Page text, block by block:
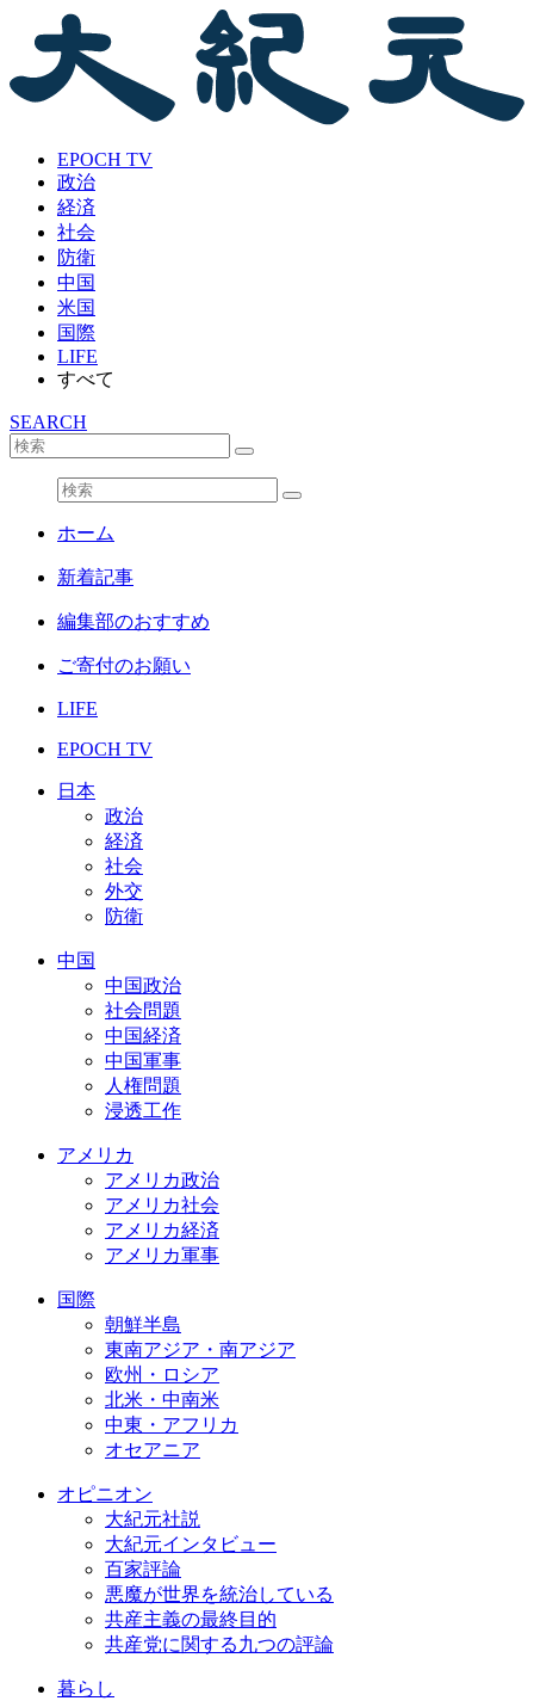
EPOCH TV
政治
経済
社会
防衛
中国
米国
国際
LIFE
すべて
SEARCH
ホーム
新着記事
編集部のおすすめ
ご寄付のお願い
LIFE
EPOCH TV
日本
政治
経済
社会
外交
防衛
中国
中国政治
社会問題
中国経済
中国軍事
人権問題
浸透工作
アメリカ
アメリカ政治
アメリカ社会
アメリカ経済
アメリカ軍事
国際
朝鮮半島
東南アジア・南アジア
欧州・ロシア
北米・中南米
中東・アフリカ
オセアニア
オピニオン
大紀元社説
大紀元インタビュー
百家評論
悪魔が世界を統治している
共産主義の最終目的
共産党に関する九つの評論
暮らし